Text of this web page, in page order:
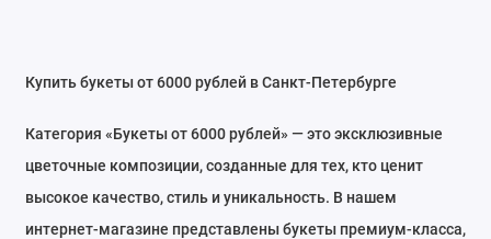
Купить букеты от 6000 рублей в Санкт-Петербурге
Категория «Букеты от 6000 рублей» — это эксклюзивные
цветочные композиции, созданные для тех, кто ценит
высокое качество, стиль и уникальность. В нашем
интернет-магазине представлены букеты премиум-класса,